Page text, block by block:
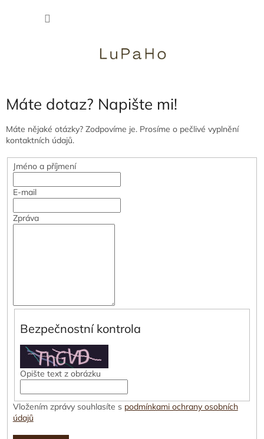
Máte dotaz? Napište mi!
Máte nějaké otázky? Zodpovíme je. Prosíme o pečlivé vyplnění
kontaktních údajů.
Jméno a příjmení
E-mail
Zpráva
Bezpečnostní kontrola
Opište text z obrázku
Vložením zprávy souhlasíte s podmínkami ochrany osobních
údajů